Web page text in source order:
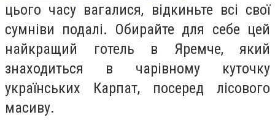
цього часу вагалися, відкиньте всі свої
сумніви подалі. Обирайте для себе цей
найкращий готель в Яремче, який
знаходиться в чарівному куточку
українських Карпат, посеред лісового
масиву.